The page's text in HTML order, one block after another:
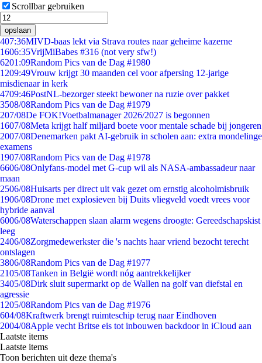
Scrollbar gebruiken
opslaan
407:36MIVD-baas lekt via Strava routes naar geheime kazerne
1606:35VrijMiBabes #316 (not very sfw!)
6201:09Random Pics van de Dag #1980
1209:49Vrouw krijgt 30 maanden cel voor afpersing 12-jarige
misdienaar in kerk
4709:46PostNL-bezorger steekt bewoner na ruzie over pakket
3508/08Random Pics van de Dag #1979
207/08De FOK!Voetbalmanager 2026/2027 is begonnen
1607/08Meta krijgt half miljard boete voor mentale schade bij jongeren
2007/08Denemarken pakt AI-gebruik in scholen aan: extra mondelinge
examens
1907/08Random Pics van de Dag #1978
6606/08Onlyfans-model met G-cup wil als NASA-ambassadeur naar
maan
2506/08Huisarts per direct uit vak gezet om ernstig alcoholmisbruik
1906/08Drone met explosieven bij Duits vliegveld voedt vrees voor
hybride aanval
6006/08Waterschappen slaan alarm wegens droogte: Gereedschapskist
leeg
2406/08Zorgmedewerkster die 's nachts haar vriend bezocht terecht
ontslagen
3806/08Random Pics van de Dag #1977
2105/08Tanken in België wordt nóg aantrekkelijker
3405/08Dirk sluit supermarkt op de Wallen na golf van diefstal en
agressie
1205/08Random Pics van de Dag #1976
604/08Kraftwerk brengt ruimteschip terug naar Eindhoven
2004/08Apple vecht Britse eis tot inbouwen backdoor in iCloud aan
Laatste items
Laatste items
Toon berichten uit deze thema's